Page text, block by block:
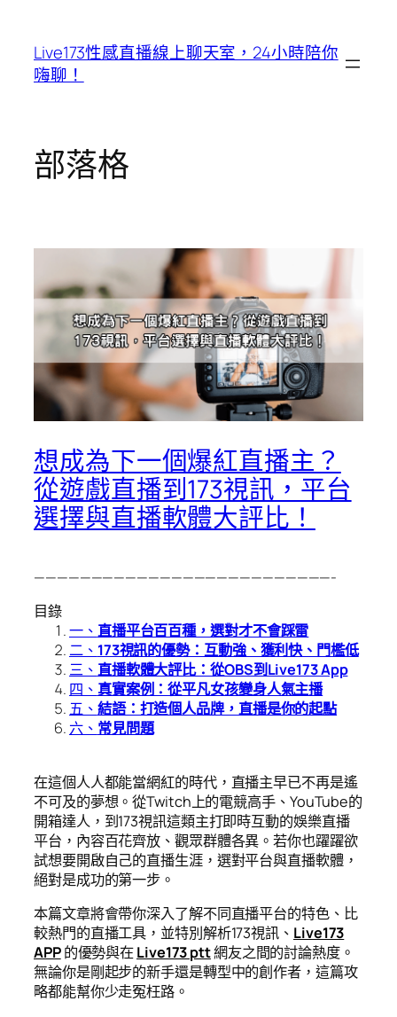
Live173性感直播線上聊天室，24小時陪你
嗨聊！
部落格
想成為下一個爆紅直播主？
從遊戲直播到173視訊，平台
選擇與直播軟體大評比！
——————————————————————————-
目錄
一、 直播平台百百種，選對才不會踩雷
二、 173視訊的優勢：互動強、獲利快、門檻低
三、 直播軟體大評比：從OBS到Live173 App
四、 真實案例：從平凡女孩變身人氣主播
五、 結語：打造個人品牌，直播是你的起點
六、 常見問題
在這個人人都能當網紅的時代，直播主早已不再是遙
不可及的夢想。從Twitch上的電競高手、YouTube的
開箱達人，到173視訊這類主打即時互動的娛樂直播
平台，內容百花齊放、觀眾群體各異。若你也躍躍欲
試想要開啟自己的直播生涯，選對平台與直播軟體，
絕對是成功的第一步。
本篇文章將會帶你深入了解不同直播平台的特色、比
較熱門的直播工具，並特別解析173視訊、 Live173
APP的優勢與在Live173 ptt網友之間的討論熱度。
無論你是剛起步的新手還是轉型中的創作者，這篇攻
略都能幫你少走冤枉路。